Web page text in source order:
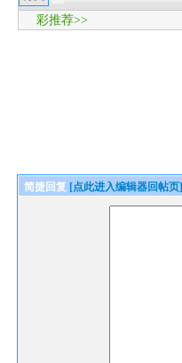
彩推荐>>
简捷回复 [点此进入编辑器回帖页]